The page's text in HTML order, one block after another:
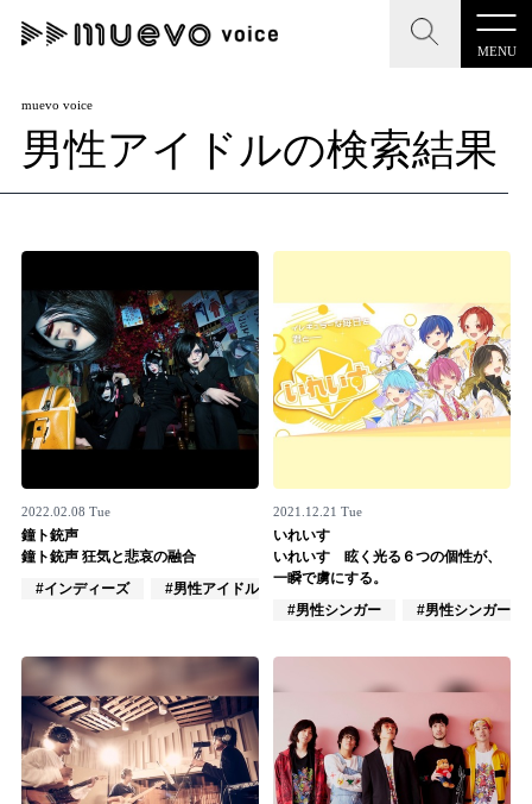
MENU
CLOSE
記事を検索する
人気ワード
#男性SSW #ポップス #女性SSW #ロック
#男性シンガー #HR/HM #女性シンガー
CLOSE
muevo media
"読者の声を形にする”音楽特化メディア
MENU
記事一覧
プレスリリース一覧
お問い合わせ
記事リクエスト
LINK
muevoクラウドファンディング
muevoコミュニティ
muevo voice
男性アイドルの検索結果
2022.02.08 Tue
鐘ト銃声
鐘ト銃声 狂気と悲哀の融合
#インディーズ
#男性アイドル #男性バンド
2021.12.21 Tue
いれいす
いれいす 眩く光る６つの個性が、
一瞬で虜にする。
#男性シンガー
#男性シンガーグ